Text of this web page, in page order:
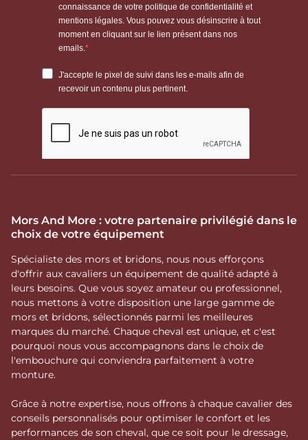
Mors And More : votre partenaire privilégié dans le
choix de votre équipement
Spécialiste des mors et bridons, nous nous efforçons
d'offrir aux cavaliers un équipement de qualité adapté à
leurs besoins. Que vous soyez amateur ou professionnel,
nous mettons à votre disposition une large gamme de
mors et bridons, sélectionnés parmi les meilleures
marques du marché. Chaque cheval est unique, et c'est
pourquoi nous vous accompagnons dans le choix de
l'embouchure qui conviendra parfaitement à votre
monture.
Grâce à notre expertise, nous offrons à chaque cavalier des
conseils personnalisés pour optimiser le confort et les
performances de son cheval, que ce soit pour le dressage,